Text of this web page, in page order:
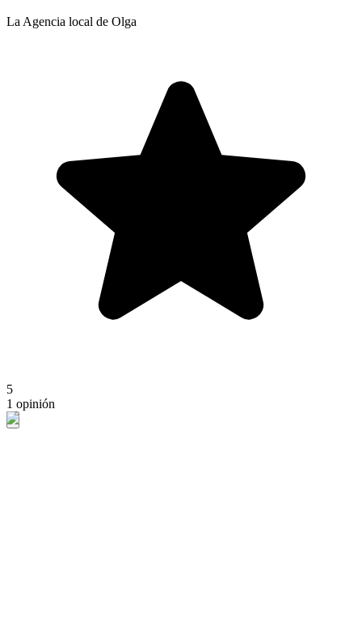
La Agencia local de Olga
5
1 opinión